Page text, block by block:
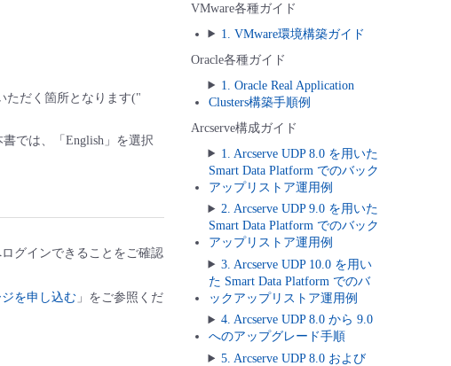
ただく箇所となります("
では、「English」を選択
ログインできることをご確認
ジを申し込む 」をご参照くだ
VMware各種ガイド
1. VMware環境構築ガイド
Oracle各種ガイド
1. Oracle Real Application
Clusters構築手順例
Arcserve構成ガイド
1. Arcserve UDP 8.0 を用いた
Smart Data Platform でのバック
アップリストア運用例
2. Arcserve UDP 9.0 を用いた
Smart Data Platform でのバック
アップリストア運用例
3. Arcserve UDP 10.0 を用い
た Smart Data Platform でのバ
ックアップリストア運用例
4. Arcserve UDP 8.0 から 9.0
へのアップグレード手順
5. Arcserve UDP 8.0 および